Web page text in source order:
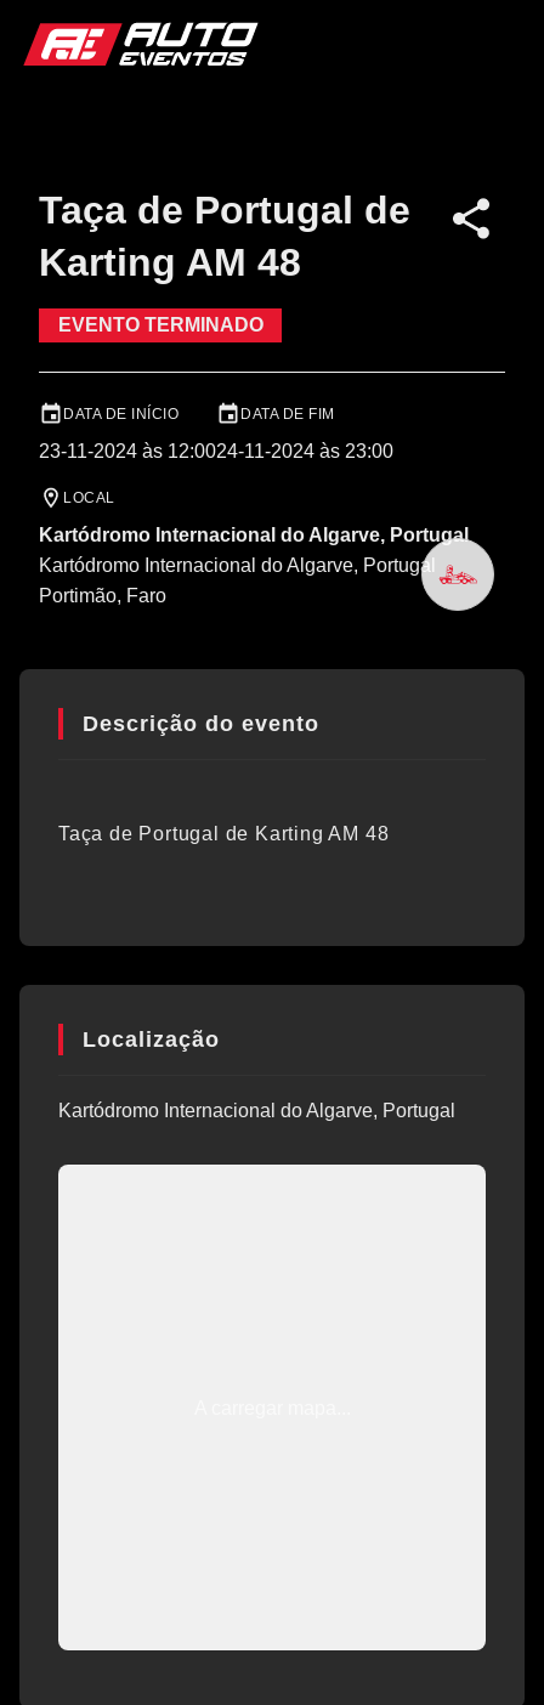
Taça de Portugal de
Karting AM 48
EVENTO TERMINADO
DATA DE INÍCIO
23-11-2024 às 12:00
DATA DE FIM
24-11-2024 às 23:00
LOCAL
Kartódromo Internacional do Algarve, Portugal
Kartódromo Internacional do Algarve, Portugal
Portimão, Faro
Descrição do evento
Taça de Portugal de Karting AM 48
Localização
Kartódromo Internacional do Algarve, Portugal